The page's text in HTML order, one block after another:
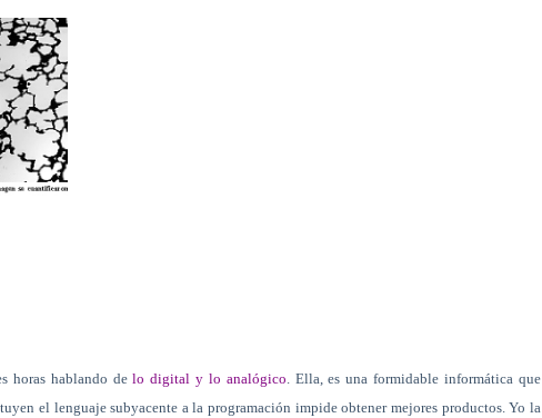
horas hablando delo digital y lo analógico. Ella, es una formidable informática que
el lenguaje subyacente a la programación impide obtener mejores productos. Yo la